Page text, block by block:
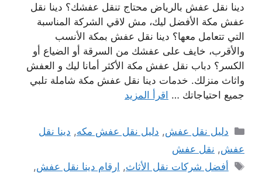
دينا نقل عفش بالرياض محتاج تنقل عفشك؟ دينا نقل
عفش مكة الأفضل ليك، مش لاقي الشركة المناسبة
التي تتعامل معها؟ دينا نقل عفش بمكة الأنسب
والأقرب، خايف على عفشك من السرقة أو الضياع أو
الكسر؟ دباب نقل عفش مكة الأكثر أمانا ليك و العفش
واثاث منزلك. خدمات دينا نقل عفش مكة شاملة تلبي
جميع احتياجاتك … اقرأ المزيد
التصنيفات
دليل نقل عفش, دليل نقل عفش مكه, دينا نقل
عفش, نقل عفش
الوسوم
أفضل شركات نقل الأثاث, ارقام دينا نقل عفش,